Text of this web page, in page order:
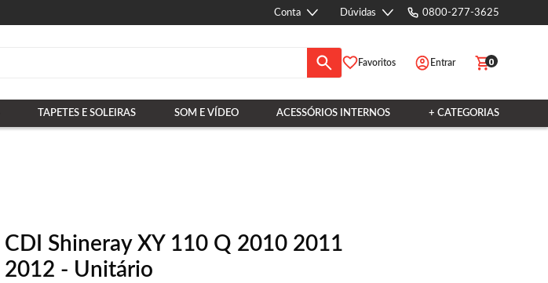
Conta Dúvidas 0800-277-3625
Favoritos Entrar 0
TAPETES E SOLEIRAS SOM E VÍDEO ACESSÓRIOS INTERNOS + CATEGORIAS
CDI Shineray XY 110 Q 2010 2011
2012 - Unitário